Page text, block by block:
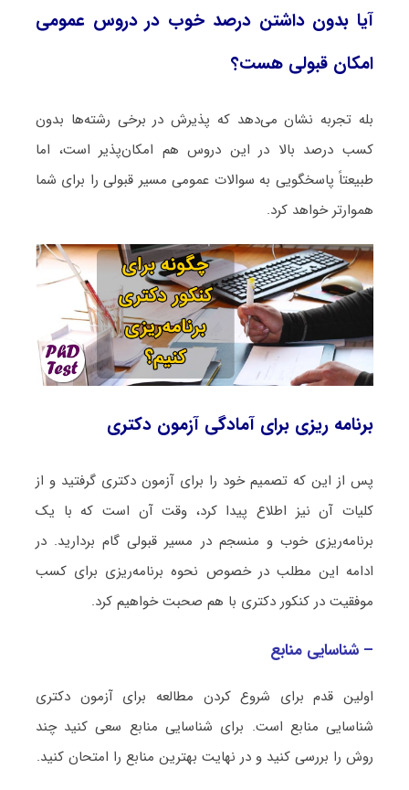
آیا بدون داشتن درصد خوب در دروس عمومی
امکان قبولی هست؟
بله تجربه نشان می‌دهد که پذیرش در برخی رشته‌ها بدون
کسب درصد بالا در این دروس هم امکان‌پذیر است، اما
طبیعتاً پاسخگویی به سوالات عمومی مسیر قبولی را برای شما
هموارتر خواهد کرد.
برنامه ریزی برای آمادگی آزمون دکتری
پس از این که تصمیم خود را برای آزمون دکتری گرفتید و از
کلیات آن نیز اطلاع پیدا کرد، وقت آن است که با یک
برنامه‌ریزی خوب و منسجم در مسیر قبولی گام بردارید. در
ادامه این مطلب در خصوص نحوه برنامه‌ریزی برای کسب
موفقیت در کنکور دکتری با هم صحبت خواهیم کرد.
– شناسایی منابع
اولین قدم برای شروع کردن مطالعه برای آزمون دکتری
شناسایی منابع است. برای شناسایی منابع سعی کنید چند
روش را بررسی کنید و در نهایت بهترین منابع را امتحان کنید.